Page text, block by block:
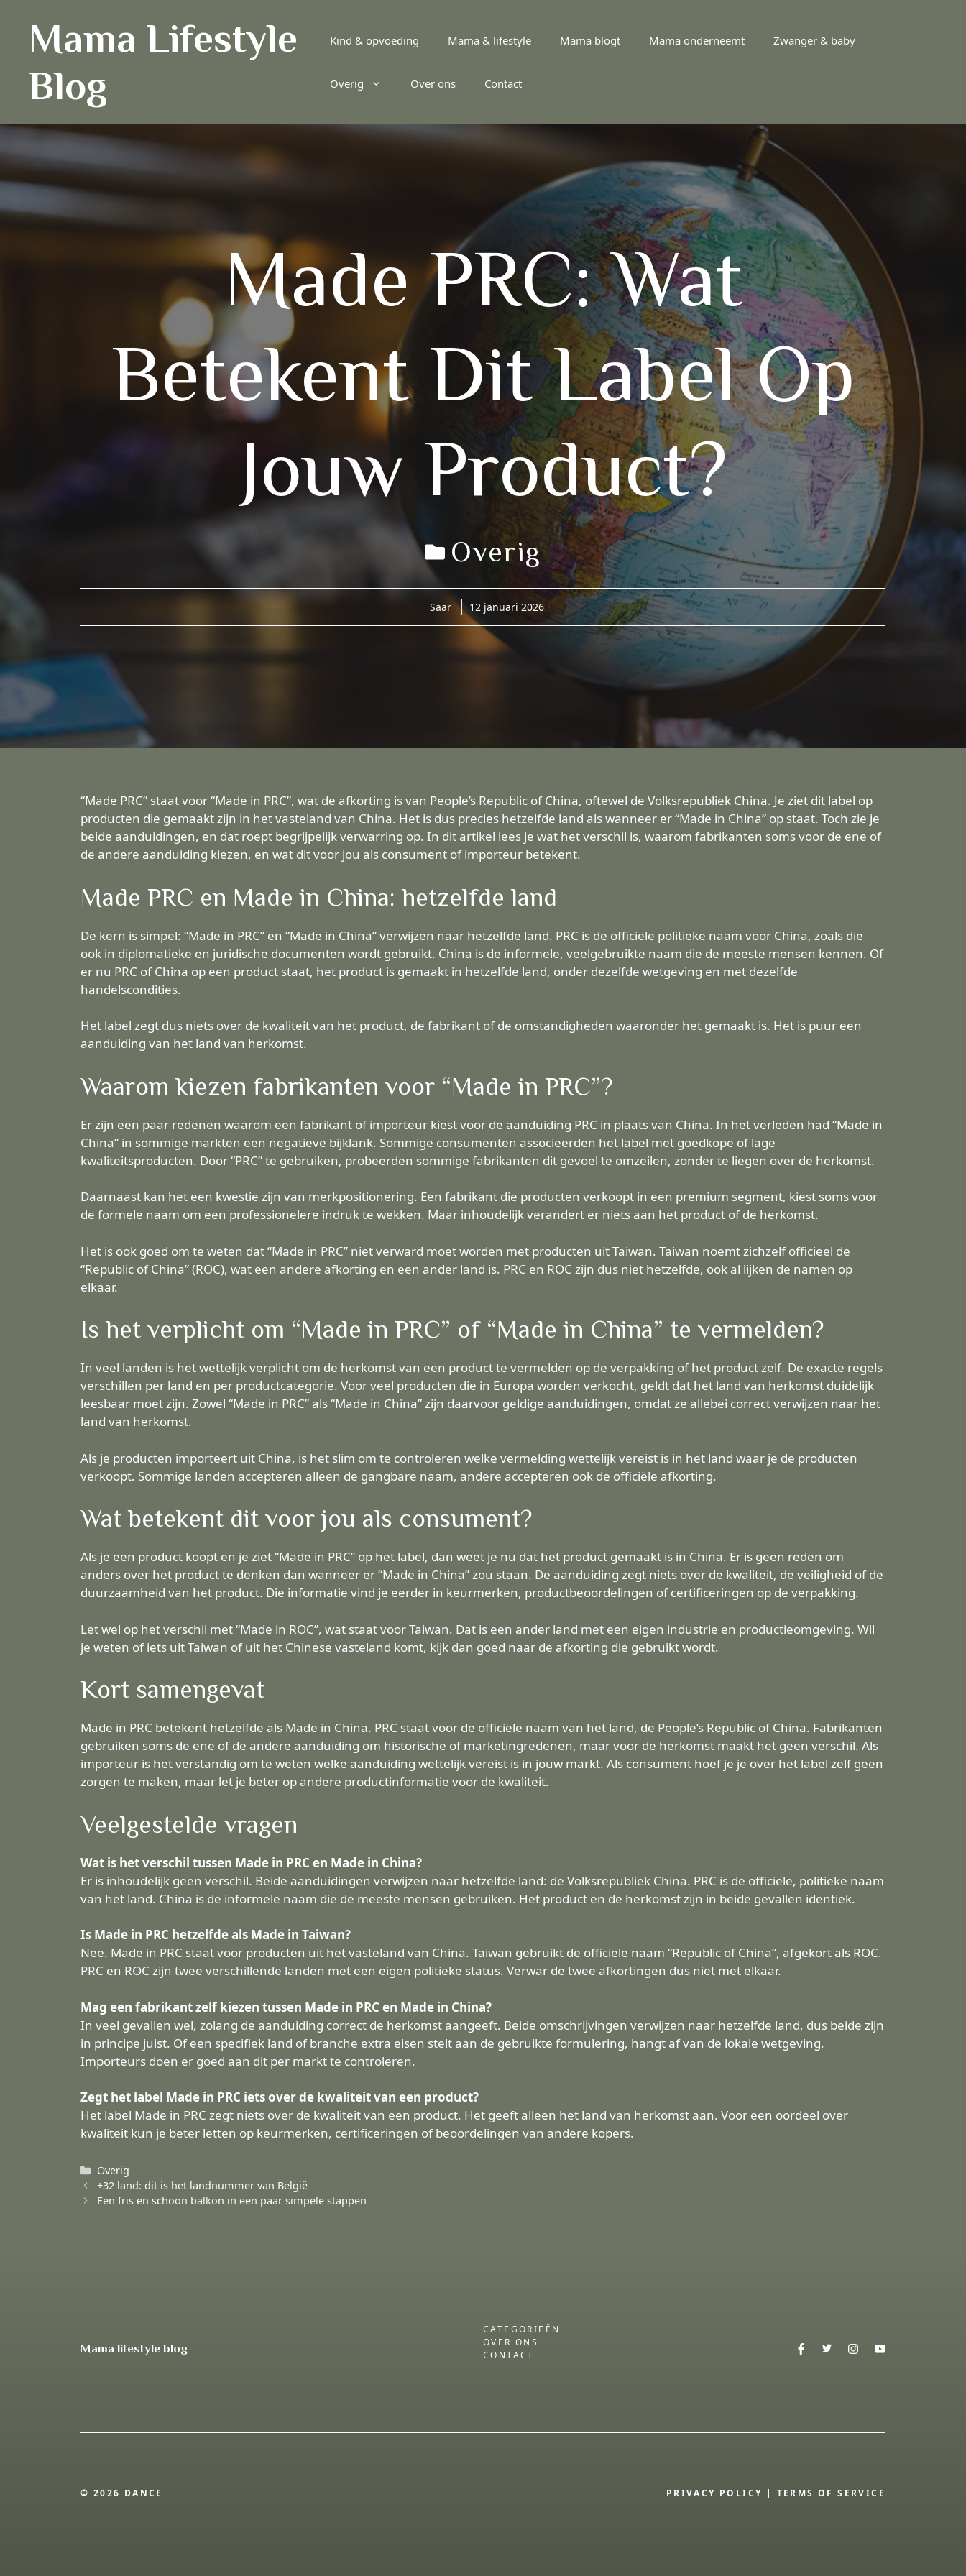
Mama Lifestyle
Blog
Kind & opvoeding Mama & lifestyle Mama blogt Mama onderneemt Zwanger & baby
Overig Over ons Contact
Made PRC: Wat
Betekent Dit Label Op
Jouw Product?
Overig
Saar 12 januari 2026
“Made PRC” staat voor “Made in PRC”, wat de afkorting is van People’s Republic of China, oftewel de Volksrepubliek China. Je ziet dit label op
producten die gemaakt zijn in het vasteland van China. Het is dus precies hetzelfde land als wanneer er “Made in China” op staat. Toch zie je
beide aanduidingen, en dat roept begrijpelijk verwarring op. In dit artikel lees je wat het verschil is, waarom fabrikanten soms voor de ene of
de andere aanduiding kiezen, en wat dit voor jou als consument of importeur betekent.
Made PRC en Made in China: hetzelfde land
De kern is simpel: “Made in PRC” en “Made in China” verwijzen naar hetzelfde land. PRC is de officiële politieke naam voor China, zoals die
ook in diplomatieke en juridische documenten wordt gebruikt. China is de informele, veelgebruikte naam die de meeste mensen kennen. Of
er nu PRC of China op een product staat, het product is gemaakt in hetzelfde land, onder dezelfde wetgeving en met dezelfde
handelscondities.
Het label zegt dus niets over de kwaliteit van het product, de fabrikant of de omstandigheden waaronder het gemaakt is. Het is puur een
aanduiding van het land van herkomst.
Waarom kiezen fabrikanten voor “Made in PRC”?
Er zijn een paar redenen waarom een fabrikant of importeur kiest voor de aanduiding PRC in plaats van China. In het verleden had “Made in
China” in sommige markten een negatieve bijklank. Sommige consumenten associeerden het label met goedkope of lage
kwaliteitsproducten. Door “PRC” te gebruiken, probeerden sommige fabrikanten dit gevoel te omzeilen, zonder te liegen over de herkomst.
Daarnaast kan het een kwestie zijn van merkpositionering. Een fabrikant die producten verkoopt in een premium segment, kiest soms voor
de formele naam om een professionelere indruk te wekken. Maar inhoudelijk verandert er niets aan het product of de herkomst.
Het is ook goed om te weten dat “Made in PRC” niet verward moet worden met producten uit Taiwan. Taiwan noemt zichzelf officieel de
“Republic of China” (ROC), wat een andere afkorting en een ander land is. PRC en ROC zijn dus niet hetzelfde, ook al lijken de namen op
elkaar.
Is het verplicht om “Made in PRC” of “Made in China” te vermelden?
In veel landen is het wettelijk verplicht om de herkomst van een product te vermelden op de verpakking of het product zelf. De exacte regels
verschillen per land en per productcategorie. Voor veel producten die in Europa worden verkocht, geldt dat het land van herkomst duidelijk
leesbaar moet zijn. Zowel “Made in PRC” als “Made in China” zijn daarvoor geldige aanduidingen, omdat ze allebei correct verwijzen naar het
land van herkomst.
Als je producten importeert uit China, is het slim om te controleren welke vermelding wettelijk vereist is in het land waar je de producten
verkoopt. Sommige landen accepteren alleen de gangbare naam, andere accepteren ook de officiële afkorting.
Wat betekent dit voor jou als consument?
Als je een product koopt en je ziet “Made in PRC” op het label, dan weet je nu dat het product gemaakt is in China. Er is geen reden om
anders over het product te denken dan wanneer er “Made in China” zou staan. De aanduiding zegt niets over de kwaliteit, de veiligheid of de
duurzaamheid van het product. Die informatie vind je eerder in keurmerken, productbeoordelingen of certificeringen op de verpakking.
Let wel op het verschil met “Made in ROC”, wat staat voor Taiwan. Dat is een ander land met een eigen industrie en productieomgeving. Wil
je weten of iets uit Taiwan of uit het Chinese vasteland komt, kijk dan goed naar de afkorting die gebruikt wordt.
Kort samengevat
Made in PRC betekent hetzelfde als Made in China. PRC staat voor de officiële naam van het land, de People’s Republic of China. Fabrikanten
gebruiken soms de ene of de andere aanduiding om historische of marketingredenen, maar voor de herkomst maakt het geen verschil. Als
importeur is het verstandig om te weten welke aanduiding wettelijk vereist is in jouw markt. Als consument hoef je je over het label zelf geen
zorgen te maken, maar let je beter op andere productinformatie voor de kwaliteit.
Veelgestelde vragen
Wat is het verschil tussen Made in PRC en Made in China?
Er is inhoudelijk geen verschil. Beide aanduidingen verwijzen naar hetzelfde land: de Volksrepubliek China. PRC is de officiële, politieke naam
van het land. China is de informele naam die de meeste mensen gebruiken. Het product en de herkomst zijn in beide gevallen identiek.
Is Made in PRC hetzelfde als Made in Taiwan?
Nee. Made in PRC staat voor producten uit het vasteland van China. Taiwan gebruikt de officiële naam “Republic of China”, afgekort als ROC.
PRC en ROC zijn twee verschillende landen met een eigen politieke status. Verwar de twee afkortingen dus niet met elkaar.
Mag een fabrikant zelf kiezen tussen Made in PRC en Made in China?
In veel gevallen wel, zolang de aanduiding correct de herkomst aangeeft. Beide omschrijvingen verwijzen naar hetzelfde land, dus beide zijn
in principe juist. Of een specifiek land of branche extra eisen stelt aan de gebruikte formulering, hangt af van de lokale wetgeving.
Importeurs doen er goed aan dit per markt te controleren.
Zegt het label Made in PRC iets over de kwaliteit van een product?
Het label Made in PRC zegt niets over de kwaliteit van een product. Het geeft alleen het land van herkomst aan. Voor een oordeel over
kwaliteit kun je beter letten op keurmerken, certificeringen of beoordelingen van andere kopers.
Categorieën
Overig
+32 land: dit is het landnummer van België
Een fris en schoon balkon in een paar simpele stappen
Mama lifestyle blog
CATEGORIEËN
OVER ONS
CONTACT
© 2026 DANCE PRIVACY POLICY | TERMS OF SERVICE